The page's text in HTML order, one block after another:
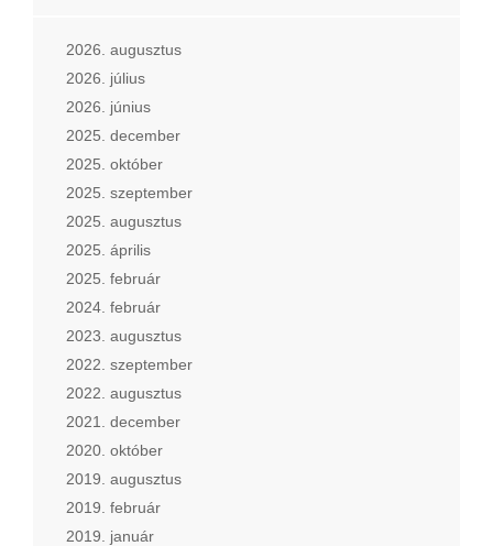
2026. augusztus
2026. július
2026. június
2025. december
2025. október
2025. szeptember
2025. augusztus
2025. április
2025. február
2024. február
2023. augusztus
2022. szeptember
2022. augusztus
2021. december
2020. október
2019. augusztus
2019. február
2019. január